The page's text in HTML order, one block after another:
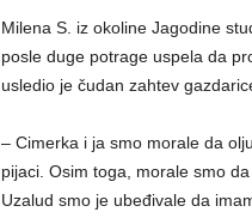
Milena S. iz okoline Jagodine
posle duge potrage uspela da
usledio je čudan zahtev
– Cimerka i ja smo morale da
pijaci. Osim toga, morale smo
Uzalud smo je ubeđivale da